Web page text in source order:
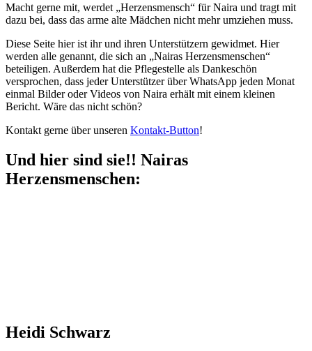
Macht gerne mit, werdet „Herzensmensch“ für Naira und tragt mit
dazu bei, dass das arme alte Mädchen nicht mehr umziehen muss.
Diese Seite hier ist ihr und ihren Unterstützern gewidmet. Hier
werden alle genannt, die sich an „Nairas Herzensmenschen“
beteiligen. Außerdem hat die Pflegestelle als Dankeschön
versprochen, dass jeder Unterstützer über WhatsApp jeden Monat
einmal Bilder oder Videos von Naira erhält mit einem kleinen
Bericht. Wäre das nicht schön?
Kontakt gerne über unseren Kontakt-Button!
Und hier sind sie!! Nairas
Herzensmenschen:
Heidi Schwarz